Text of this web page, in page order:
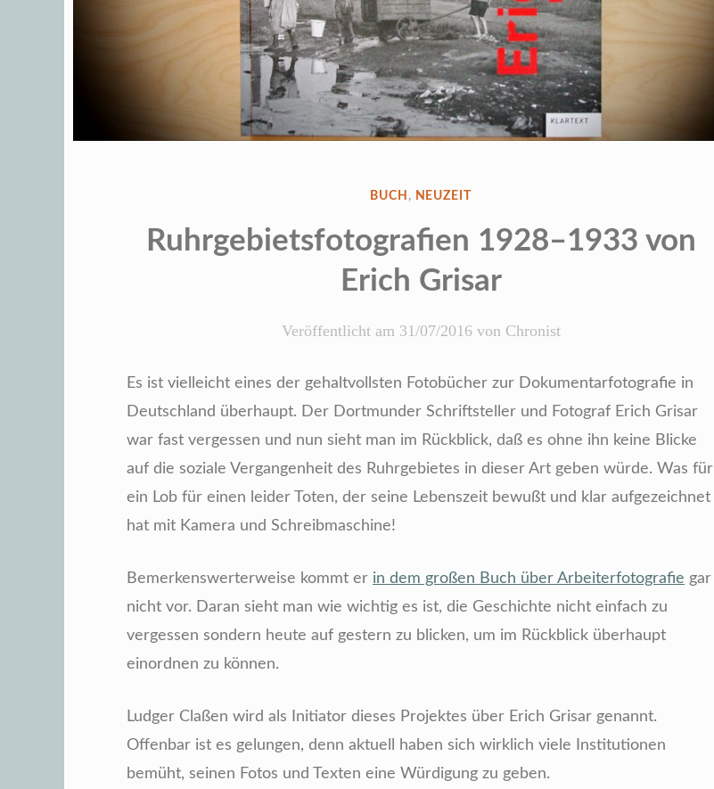
VERÖFFENTLICHT
BUCH , NEUZEIT
Ruhrgebietsfotografien 1928–1933 von
Erich Grisar
Veröffentlicht am 31/07/2016von Chronist
Es ist vielleicht eines der gehaltvollsten Fotobücher zur Dokumentarfotografie in
Deutschland überhaupt. Der Dortmunder Schriftsteller und Fotograf Erich Grisar
war fast vergessen und nun sieht man im Rückblick, daß es ohne ihn keine Blicke
auf die soziale Vergangenheit des Ruhrgebietes in dieser Art geben würde. Was für
ein Lob für einen leider Toten, der seine Lebenszeit bewußt und klar aufgezeichnet
hat mit Kamera und Schreibmaschine!
Bemerkenswerterweise kommt er in dem großen Buch über Arbeiterfotografie gar
nicht vor. Daran sieht man wie wichtig es ist, die Geschichte nicht einfach zu
vergessen sondern heute auf gestern zu blicken, um im Rückblick überhaupt
einordnen zu können.
Ludger Claßen wird als Initiator dieses Projektes über Erich Grisar genannt.
Offenbar ist es gelungen, denn aktuell haben sich wirklich viele Institutionen
bemüht, seinen Fotos und Texten eine Würdigung zu geben.